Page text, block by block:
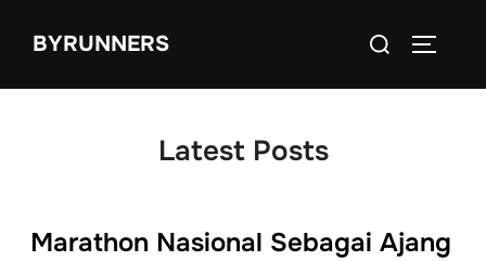
BYRUNNERS
Search
Latest Posts
Marathon Nasional Sebagai Ajang